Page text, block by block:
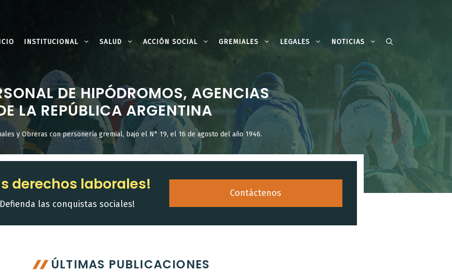
INSTITUCIONAL SALUD ACCIÓN SOCIAL GREMIALES LEGALES NOTICIAS
DE HIPÓDROMOS, AGENCIAS
LA REPÚBLICA ARGENTINA
y Obreras con personería gremial, bajo el N° 19, el 16 de agosto del año 1946.
derechos laborales!
las conquistas sociales!
Contáctenos
ÚLTIMAS PUBLICACIONES